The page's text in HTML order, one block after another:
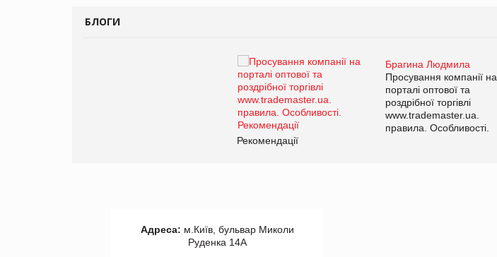
БЛОГИ
Брагина Людмила
Просування компанії на
порталі оптової та
роздрібної торгівлі
www.trademaster.ua.
правила. Особливості.
Рекомендації
Адреса: м.Київ, бульвар Миколи
Руденка 14А